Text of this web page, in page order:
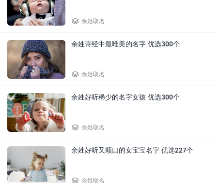
 余姓取名
余姓诗经中最唯美的名字 优选300个
 余姓取名
余姓好听稀少的名字女孩 优选300个
 余姓取名
余姓好听又顺口的女宝宝名字 优选227个
 余姓取名